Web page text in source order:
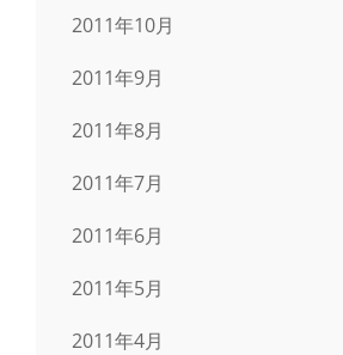
2011年10月
2011年9月
2011年8月
2011年7月
2011年6月
2011年5月
2011年4月